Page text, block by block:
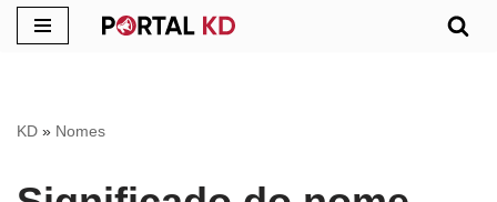
conteúdo
KD » Nomes